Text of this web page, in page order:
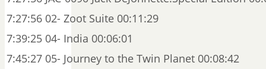
7:27:56 02- Zoot Suite 00:11:29
7:39:25 04- India 00:06:01
7:45:27 05- Journey to the Twin Planet 00:08:42